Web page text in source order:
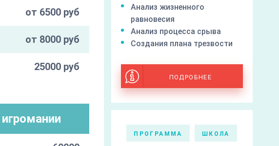
от 6500 руб
от 8000 руб
25000 руб
Анализ жизненного
равновесия
Анализ процесса срыва
Создания плана трезвости
ПОДРОБНЕЕ
ПРОГРАММА ШКОЛА